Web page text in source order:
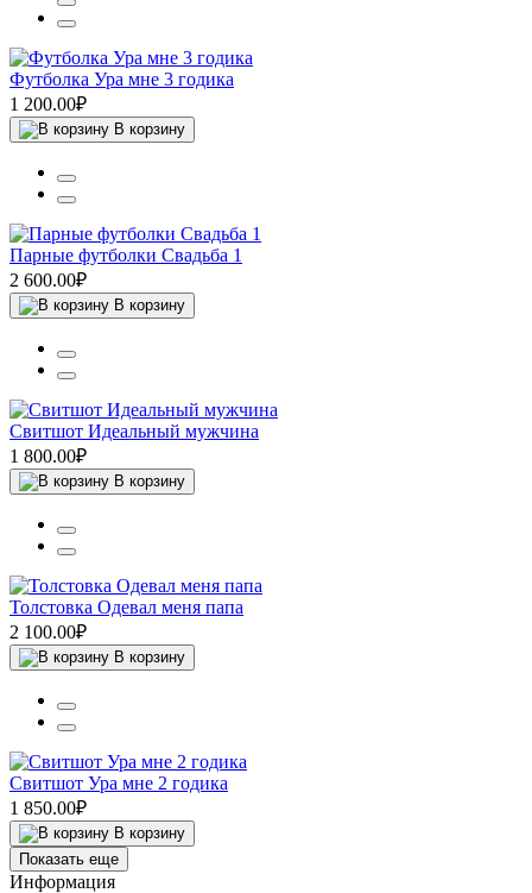
Футболка Ура мне 3 годика
1 200.00₽
В корзину
Парные футболки Свадьба 1
2 600.00₽
В корзину
Свитшот Идеальный мужчина
1 800.00₽
В корзину
Толстовка Одевал меня папа
2 100.00₽
В корзину
Свитшот Ура мне 2 годика
1 850.00₽
В корзину
Показать еще
Информация